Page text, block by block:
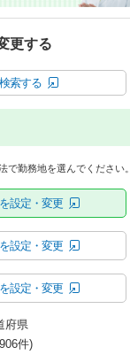
更する
索する
で勤務地を選んでください。
設定・変更
設定・変更
設定・変更
府県
件)